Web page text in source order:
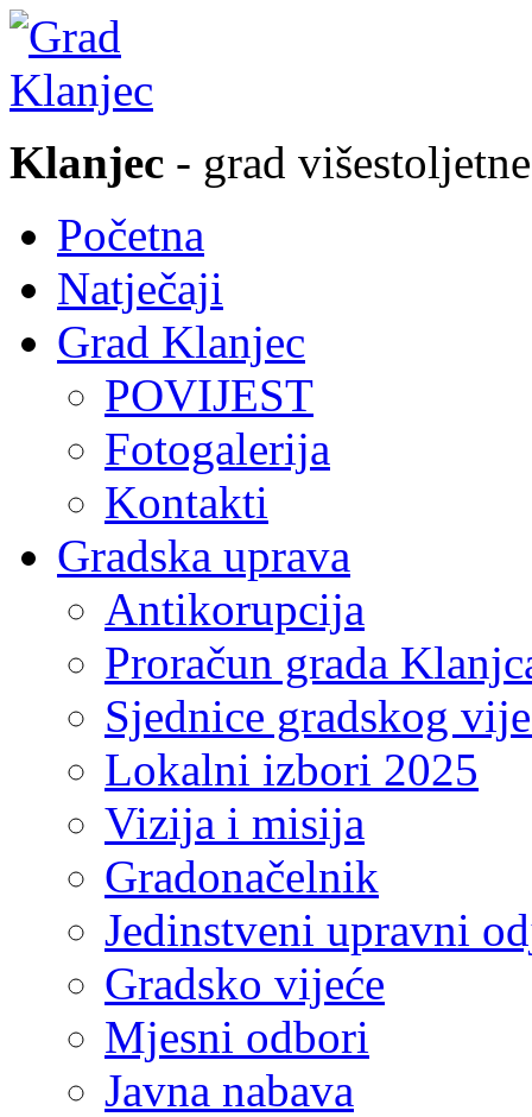
Klanjec - grad
Početna
Natječaji
Grad Klanjec
POVIJEST
Fotogalerija
Kontakti
Gradska uprava
Antikorupcija
Proračun grada
Sjednice gradskog
Lokalni izbori 2025
Vizija i misija
Gradonačelnik
Jedinstveni upravni
Gradsko vijeće
Mjesni odbori
Javna nabava